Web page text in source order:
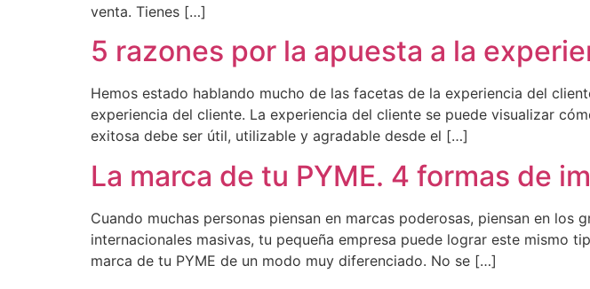
venta. Tienes […]
5 razones por la apuesta a la
Hemos estado hablando mucho de las facetas de la experiencia del
experiencia del cliente. La experiencia del cliente se puede visualizar
exitosa debe ser útil, utilizable y agradable desde el […]
La marca de tu PYME. 4 formas de
Cuando muchas personas piensan en marcas poderosas, piensan en
internacionales masivas, tu pequeña empresa puede lograr este mismo
marca de tu PYME de un modo muy diferenciado. No se […]